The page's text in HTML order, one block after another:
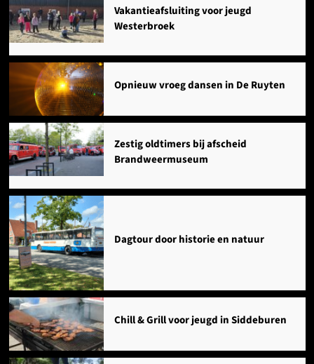
Vakantieafsluiting voor jeugd
Westerbroek
Opnieuw vroeg dansen in De Ruyten
Zestig oldtimers bij afscheid
Brandweermuseum
Dagtour door historie en natuur
Chill & Grill voor jeugd in Siddeburen